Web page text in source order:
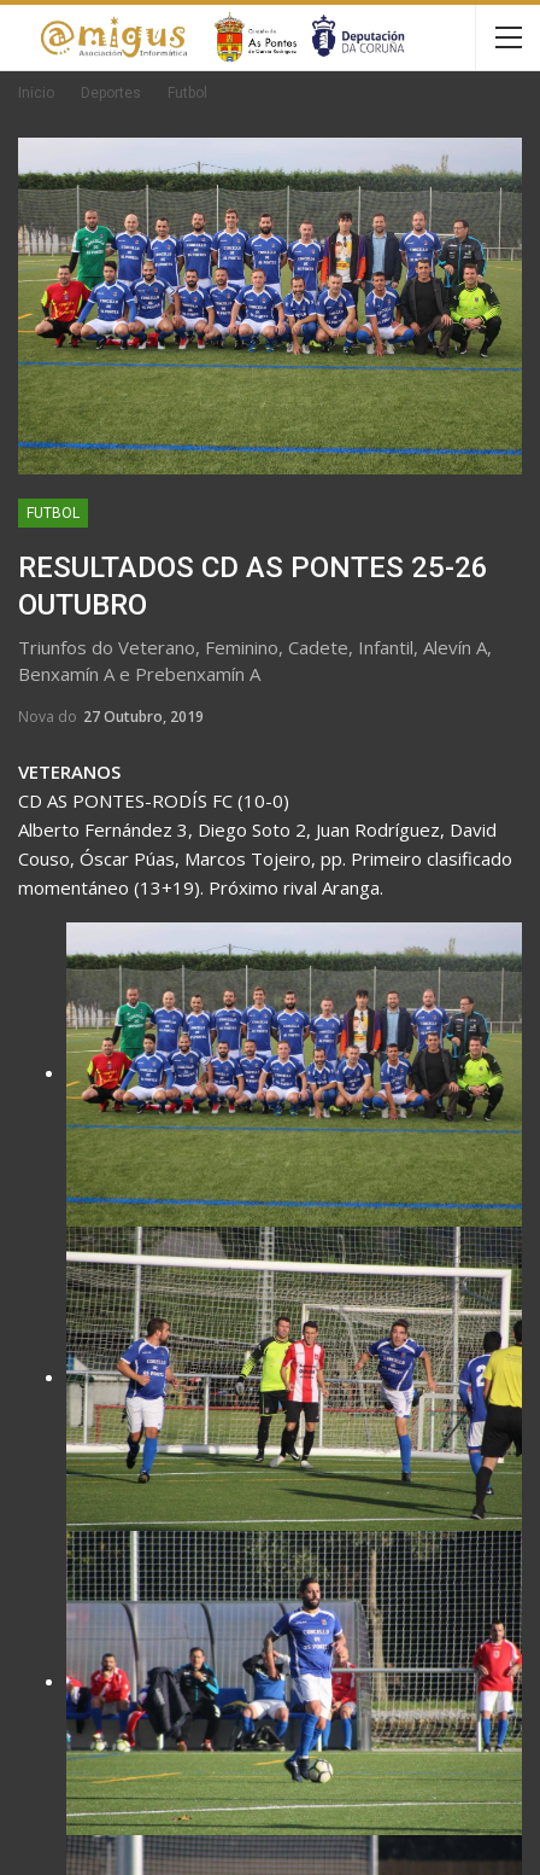
Inicio Deportes Futbol
FUTBOL
RESULTADOS CD AS PONTES 25-26
OUTUBRO
Triunfos do Veterano, Feminino, Cadete, Infantil, Alevín A,
Benxamín A e Prebenxamín A
Nova do 27 Outubro, 2019
VETERANOS
CD AS PONTES-RODÍS FC (10-0)
Alberto Fernández 3, Diego Soto 2, Juan Rodríguez, David
Couso, Óscar Púas, Marcos Tojeiro, pp. Primeiro clasificado
momentáneo (13+19). Próximo rival Aranga.